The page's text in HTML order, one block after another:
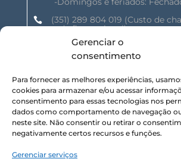
Gerenciar o
consentimento
Para fornecer as melhores experiências,
cookies para armazenar e/ou acessar
consentimento para essas tecnologias nos
dados como comportamento de navegação
neste site. Não consentir ou retirar o
negativamente certos recursos e funções.
Gerenciar serviços
 (351) 289 804 019 (Custo de
rede fixa nacional)
geral@shalomnature.com
SIGA-NOS NAS REDES SOCIAIS